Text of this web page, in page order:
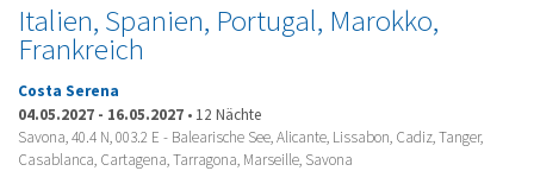
Italien, Spanien, Portugal, Marokko,
Frankreich
Costa Serena
04.05.2027 - 16.05.2027 • 12 Nächte
Savona, 40.4 N, 003.2 E - Balearische See, Alicante, Lissabon, Cadiz, Tanger,
Casablanca, Cartagena, Tarragona, Marseille, Savona